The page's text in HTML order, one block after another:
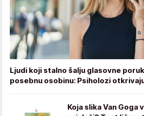
Ljudi koji stalno šalju glasovne
posebnu osobinu: Psiholozi
Koja slika Van Goga